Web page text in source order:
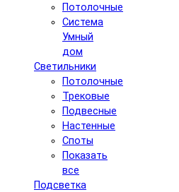
Потолочные
Система
Умный
дом
Светильники
Потолочные
Трековые
Подвесные
Настенные
Споты
Показать
все
Подсветка